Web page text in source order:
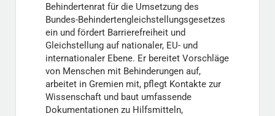
Behindertenrat für die Umsetzung des
Bundes-Behindertengleichstellungsgesetzes
ein und fördert Barrierefreiheit und
Gleichstellung auf nationaler, EU- und
internationaler Ebene. Er bereitet Vorschläge
von Menschen mit Behinderungen auf,
arbeitet in Gremien mit, pflegt Kontakte zur
Wissenschaft und baut umfassende
Dokumentationen zu Hilfsmitteln,